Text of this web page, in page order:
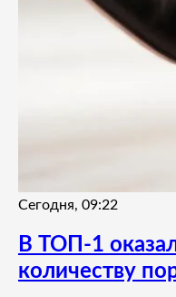
Сегодня, 09:22
В ТОП-1
количеству